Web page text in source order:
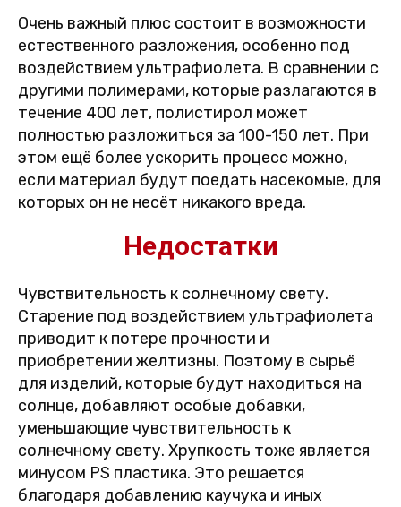
Очень важный плюс состоит в возможности
естественного разложения, особенно под
воздействием ультрафиолета. В сравнении с
другими полимерами, которые разлагаются в
течение 400 лет, полистирол может
полностью разложиться за 100-150 лет. При
этом ещё более ускорить процесс можно,
если материал будут поедать насекомые, для
которых он не несёт никакого вреда.
Недостатки
Чувствительность к солнечному свету.
Старение под воздействием ультрафиолета
приводит к потере прочности и
приобретении желтизны. Поэтому в сырьё
для изделий, которые будут находиться на
солнце, добавляют особые добавки,
уменьшающие чувствительность к
солнечному свету. Хрупкость тоже является
минусом PS пластика. Это решается
благодаря добавлению каучука и иных